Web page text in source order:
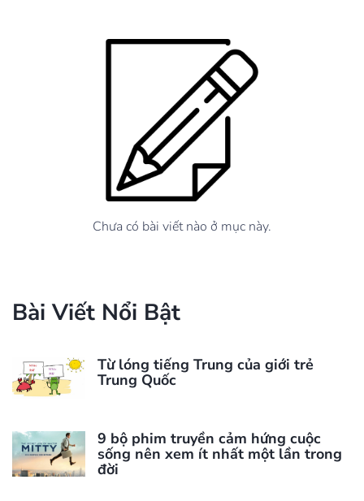
Chưa có bài viết nào ở mục này.
Bài Viết Nổi Bật
Từ lóng tiếng Trung của giới trẻ
Trung Quốc
9 bộ phim truyền cảm hứng cuộc
sống nên xem ít nhất một lần trong
đời